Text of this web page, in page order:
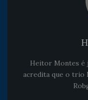
Heitor Montes é
acredita que o trio